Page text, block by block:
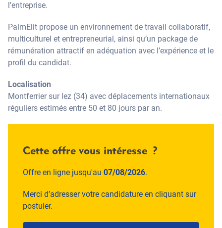
l'entreprise.
PalmElit propose un environnement de travail collaboratif,
multiculturel et entrepreneurial, ainsi qu’un package de
rémunération attractif en adéquation avec l’expérience et le
profil du candidat.
Localisation
Montferrier sur lez (34) avec déplacements internationaux
réguliers estimés entre 50 et 80 jours par an.
Cette offre vous intéresse ?
Offre en ligne jusqu'au 07/08/2026.
Merci d’adresser votre candidature en cliquant sur
postuler.